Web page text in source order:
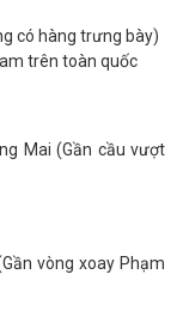
có hàng trưng bày)
trên toàn quốc
Mai (Gần cầu vượt
vòng xoay Phạm